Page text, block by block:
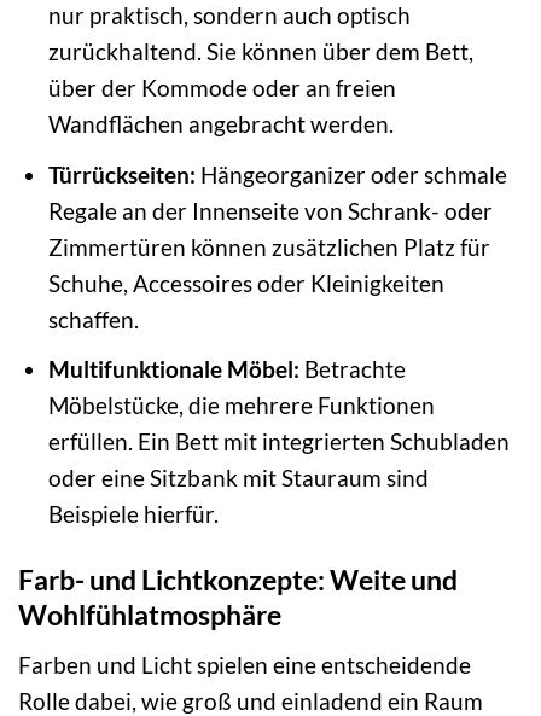
nur praktisch, sondern auch optisch
zurückhaltend. Sie können über dem Bett,
über der Kommode oder an freien
Wandflächen angebracht werden.
Türrückseiten: Hängeorganizer oder schmale
Regale an der Innenseite von Schrank- oder
Zimmertüren können zusätzlichen Platz für
Schuhe, Accessoires oder Kleinigkeiten
schaffen.
Multifunktionale Möbel: Betrachte
Möbelstücke, die mehrere Funktionen
erfüllen. Ein Bett mit integrierten Schubladen
oder eine Sitzbank mit Stauraum sind
Beispiele hierfür.
Farb- und Lichtkonzepte: Weite und
Wohlfühlatmosphäre
Farben und Licht spielen eine entscheidende
Rolle dabei, wie groß und einladend ein Raum